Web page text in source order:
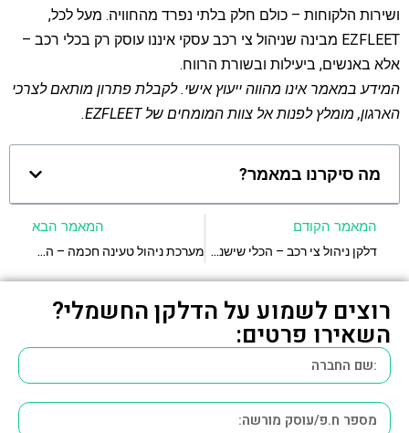
ושירות הלקוחות – כולם חלק בלתי נפרד מהחוויה. מעל לכל,
EZFLEET מבינה שניהול צי רכב עסקי איננו עוסק רק בכלי רכב –
אלא באנשים, ביעילות ובשורת הרווח.
המידע במאמר אינו מהווה ייעוץ אישי. לקבלת פתרון מותאם לצרכי
הארגון, מומלץ לפנות אל צוות המומחים של EZFLEET.
מה סיקרנו במאמר?
המאמר הקודם
דלקן ניהול צי רכב – הכלי שישנה את חיי המנהל
המאמר הבא
מערכת ניהול טעינה חכמה – הסוד לחיסכון בהוצאות
רוצים לשמוע על הדלקן החשמלי?
השאירו פרטים: